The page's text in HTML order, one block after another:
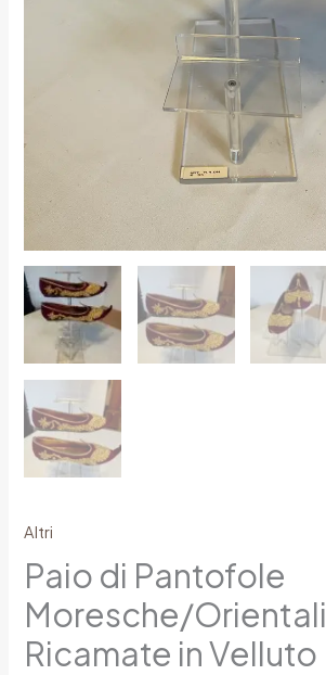
Altri
Paio di Pantofole
Moresche/Orientali
Ricamate in Velluto